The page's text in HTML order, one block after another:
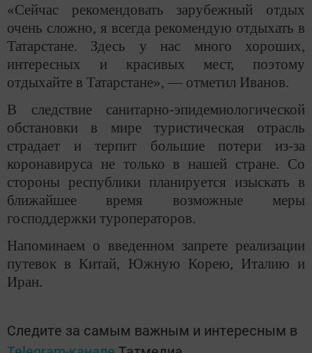
«Сейчас рекомендовать зарубежный отдых
очень сложно, я всегда рекомендую отдыхать в
Татарстане. Здесь у нас много хороших,
интересных и красивых мест, поэтому
отдыхайте в Татарстане», — отметил Иванов.
В следствие санитарно-эпидемиологической
обстановки в мире туристическая отрасль
страдает и терпит большие потери из-за
коронавируса не только в нашей стране. Со
стороны республики планируется изыскать в
ближайшее время возможные меры
господдержки туроператоров.
Напоминаем о введенном запрете реализации
путевок в Китай, Южную Корею, Италию и
Иран.
Следите за самым важным и интересным в